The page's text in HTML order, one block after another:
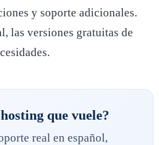
y soporte adicionales.
las versiones gratuitas de
que vuele?
real en español,